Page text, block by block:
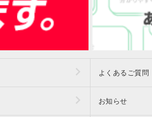
よくあるご質問
お知らせ